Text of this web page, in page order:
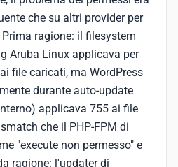
che su altri provider per
ragione: il filesystem
Aruba Linux applicava per
file caricati, ma WordPress
durante auto-update
applicava 755 ai file
che il PHP-FPM di
"execute non permesso" e
ragione: l'updater di